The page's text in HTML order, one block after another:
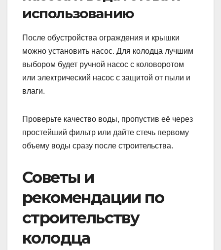
использованию
После обустройства ограждения и крышки
можно установить насос. Для колодца лучшим
выбором будет ручной насос с коловоротом
или электрический насос с защитой от пыли и
влаги.
Проверьте качество воды, пропустив её через
простейший фильтр или дайте стечь первому
объему воды сразу после строительства.
Советы и
рекомендации по
строительству
колодца